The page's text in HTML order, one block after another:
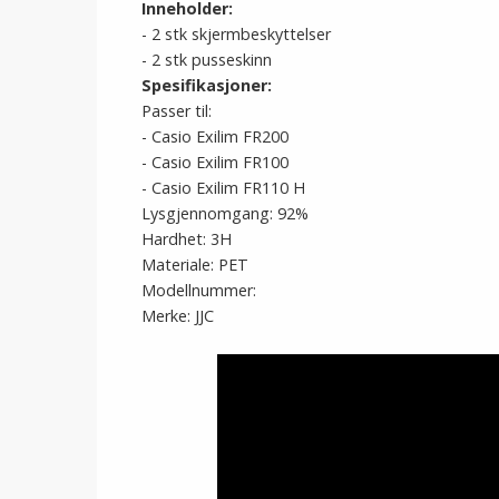
Inneholder:
- 2 stk skjermbeskyttelser
- 2 stk pusseskinn
Spesifikasjoner:
Passer til:
- Casio Exilim FR200
- Casio Exilim FR100
- Casio Exilim FR110 H
Lysgjennomgang: 92%
Hardhet: 3H
Materiale: PET
Modellnummer:
Merke: JJC